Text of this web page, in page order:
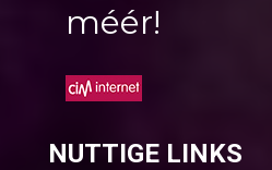
méér!
NUTTIGE LINKS